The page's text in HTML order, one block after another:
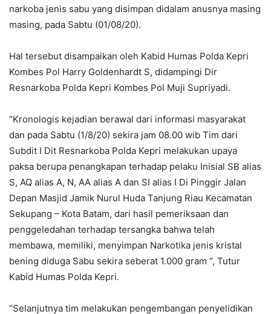
narkoba jenis sabu yang disimpan didalam anusnya masing
masing, pada Sabtu (01/08/20).
Hal tersebut disampaikan oleh Kabid Humas Polda Kepri
Kombes Pol Harry Goldenhardt S, didampingi Dir
Resnarkoba Polda Kepri Kombes Pol Muji Supriyadi.
“Kronologis kejadian berawal dari informasi masyarakat
dan pada Sabtu (1/8/20) sekira jam 08.00 wib Tim dari
Subdit I Dit Resnarkoba Polda Kepri melakukan upaya
paksa berupa penangkapan terhadap pelaku Inisial SB alias
S, AQ alias A, N, AA alias A dan SI alias I Di Pinggir Jalan
Depan Masjid Jamik Nurul Huda Tanjung Riau Kecamatan
Sekupang – Kota Batam, dari hasil pemeriksaan dan
penggeledahan terhadap tersangka bahwa telah
membawa, memiliki, menyimpan Narkotika jenis kristal
bening diduga Sabu sekira seberat 1.000 gram “, Tutur
Kabid Humas Polda Kepri.
“Selanjutnya tim melakukan pengembangan penyelidikan